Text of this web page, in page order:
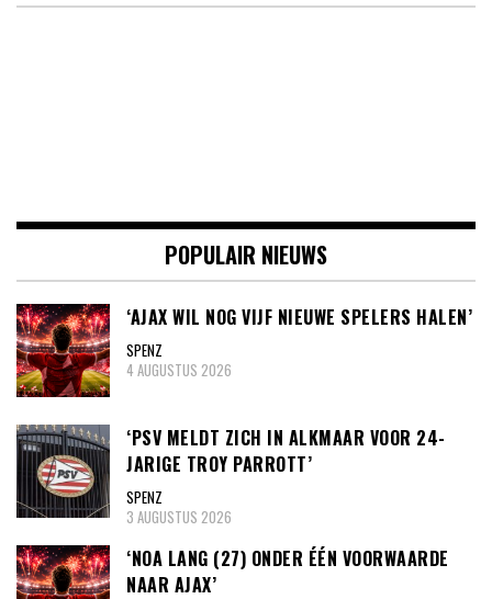
POPULAIR NIEUWS
‘AJAX WIL NOG VIJF NIEUWE SPELERS HALEN’
SPENZ
4 AUGUSTUS 2026
‘PSV MELDT ZICH IN ALKMAAR VOOR 24-
JARIGE TROY PARROTT’
SPENZ
3 AUGUSTUS 2026
‘NOA LANG (27) ONDER ÉÉN VOORWAARDE
NAAR AJAX’